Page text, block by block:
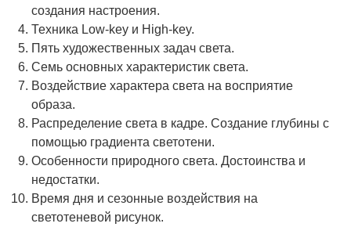
создания настроения.
Техника Low-key и High-key.
Пять художественных задач света.
Семь основных характеристик света.
Воздействие характера света на восприятие
образа.
Распределение света в кадре. Создание глубины с
помощью градиента светотени.
Особенности природного света. Достоинства и
недостатки.
Время дня и сезонные воздействия на
светотеневой рисунок.